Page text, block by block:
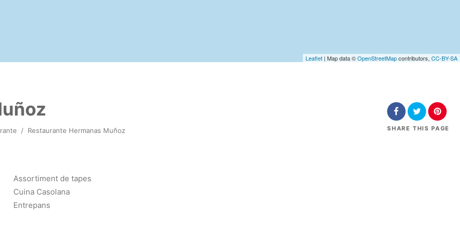
Leaflet | Map data ©OpenStreetMapcontributors, CC-BY-SA
/ Restaurante Hermanas Muñoz SHARE THIS PAGE
Assortiment de tapes
Cuina Casolana
Entrepans